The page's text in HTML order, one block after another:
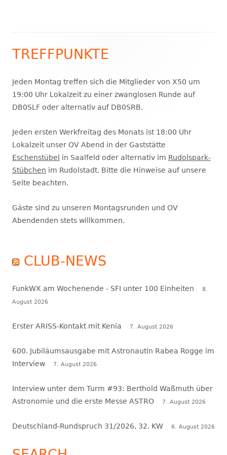
Haupt-
Seitenleiste
TREFFPUNKTE
Jeden Montag treffen sich die Mitglieder von X50 um
19:00 Uhr Lokalzeit zu einer zwanglosen Runde auf
DB0SLF oder alternativ auf DB0SRB.
Jeden ersten Werkfreitag des Monats ist 18:00 Uhr
Lokalzeit unser OV Abend in der Gaststätte
Eschenstübel
in Saalfeld oder alternativ im Rudolspark-
Stübchen im Rudolstadt. Bitte die Hinweise auf unsere
Seite beachten.
Gäste sind zu unseren Montagsrunden und OV
Abendenden stets willkommen.
CLUB-NEWS
FunkWX am Wochenende - SFI unter 100 Einheiten
8.
August 2026
Erster ARISS-Kontakt mit Kenia 7. August 2026
600. Jubiläumsausgabe mit Astronautin Rabea Rogge im
Interview
7. August 2026
Interview unter dem Turm #93: Berthold Waßmuth über
Astronomie und die erste Messe ASTRO
7. August 2026
Deutschland-Rundspruch 31/2026, 32. KW 6. August 2026